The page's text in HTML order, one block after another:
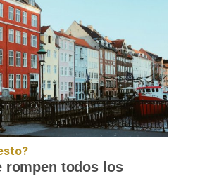
rompen todos los